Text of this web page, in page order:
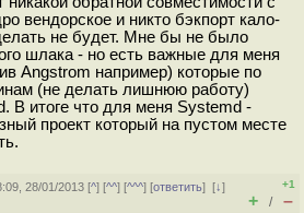
вендорское и никто бэкпорт кало-
не будет. Мне бы не было
шлака - но есть важные для меня
Angstrom например) которые по
(не делать лишнюю работу)
В итоге что для меня Systemd -
проект который на пустом месте
28/01/2013 [^] [^^] [^^^] [ответить][↓]
+1
+ / –